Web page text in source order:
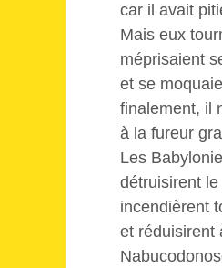
car il avait
Mais eux
méprisaient
et se
finalement, il
à la fureur
Les
détruisirent
incendièrent
et réduisirent